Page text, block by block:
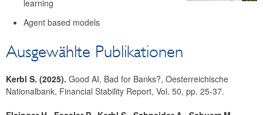
learning
Agent based models
Ausgewählte Publikationen
Kerbl S. (2025). Good AI, Bad for Banks?, Oesterreichische
Nationalbank, Financial Stability Report, Vol. 50, pp. 25-37.